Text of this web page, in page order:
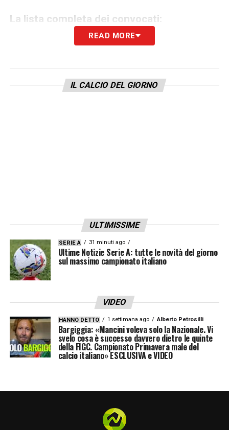
La lista completa dei convocati:
Crepau, Goodman, St. Clair, Bombito,
Johnston, Laryea, Sigur, Waterman, Ahmed,
Buchanan, Choiniere, Eustaquio, Flores,
READ MORE
IL CALCIO DEL GIORNO
ULTIMISSIME
SERIE A 31 minuti ago
Ultime Notizie Serie A: tutte le novità del giorno
sul massimo campionato italiano
VIDEO
HANNO DETTO 1 settimana ago Alberto Petrosilli
Bargiggia: «Mancini voleva solo la Nazionale. Vi
svelo cosa è successo davvero dietro le quinte
della FIGC. Campionato Primavera male del
calcio italiano» ESCLUSIVA e VIDEO